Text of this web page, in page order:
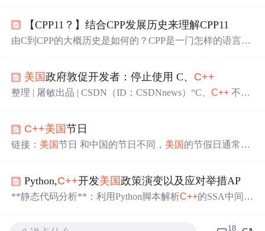
【CPP11？】结合CPP发展历史来理解CPP11
由C到CPP的大概历史是如何的？CPP是一门怎样的语言？
美国政府敦促开发者：停止使用 C、 C++
整理 | 屠敏出品 | CSDN（ID：CSDNnews）“C、C++ 不安
《回到基础构件：通往安全软件之路》的 19 页 PDF 报告
中强烈呼吁道。其直言，C 和C++这几种编程语言既缺乏
C++美国节日
链接： 美国节日 和中国的节日不同， 美国 的节假日通常是
个星期一：马丁·路德·金纪念日 2月的第三个星期一：总统
节 5月的最后一个 星期一：阵亡将士纪念日 7月4日：美国
Python,C++开发美国政策演变以及应对举措AP
**静态代码分析**：利用Python脚本解析C++的SSA中间代
18